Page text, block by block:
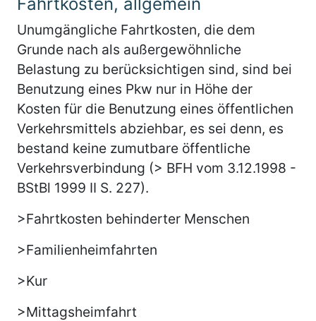
Unumgängliche Fahrtkosten, die dem
Grunde nach als außergewöhnliche
Belastung zu berücksichtigen sind, sind bei
Benutzung eines Pkw nur in Höhe der
Kosten für die Benutzung eines öffentlichen
Verkehrsmittels abziehbar, es sei denn, es
bestand keine zumutbare öffentliche
Verkehrsverbindung (> BFH vom 3.12.1998 -
BStBl 1999 II S. 227).
>Fahrtkosten behinderter Menschen
>Familienheimfahrten
>Kur
>Mittagsheimfahrt